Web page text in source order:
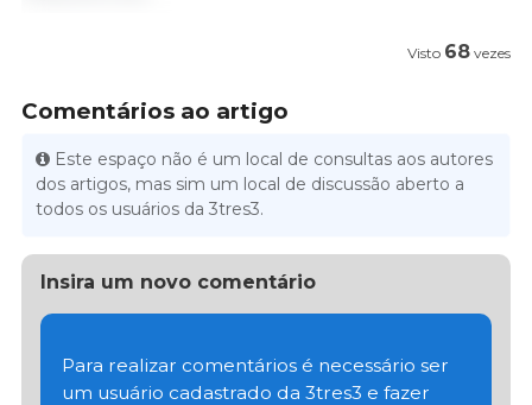
Visto 68 vezes
Comentários ao artigo
Este espaço não é um local de consultas aos autores
dos artigos, mas sim um local de discussão aberto a
todos os usuários da 3tres3.
Insira um novo comentário
Para realizar comentários é necessário ser
um usuário cadastrado da 3tres3 e fazer